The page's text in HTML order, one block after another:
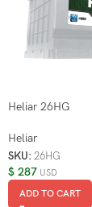
Heliar 26HG
Heliar
SKU: 26HG
$ 287 USD
ADD TO CART